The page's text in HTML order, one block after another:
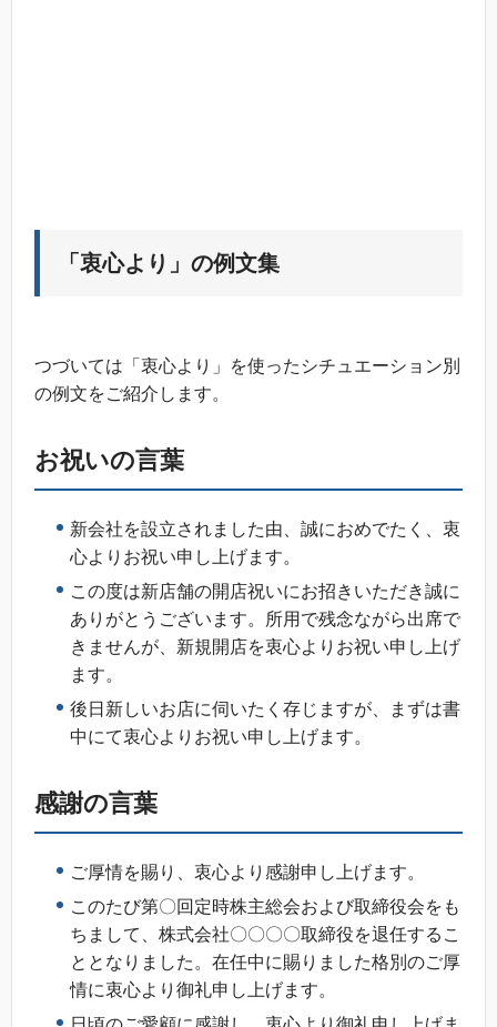
「衷心より」の例文集
つづいては「衷心より」を使ったシチュエーション別
の例文をご紹介します。
お祝いの言葉
新会社を設立されました由、誠におめでたく、衷
心よりお祝い申し上げます。
この度は新店舗の開店祝いにお招きいただき誠に
ありがとうございます。所用で残念ながら出席で
きませんが、新規開店を衷心よりお祝い申し上げ
ます。
後日新しいお店に伺いたく存じますが、まずは書
中にて衷心よりお祝い申し上げます。
感謝の言葉
ご厚情を賜り、衷心より感謝申し上げます。
このたび第〇回定時株主総会および取締役会をも
ちまして、株式会社〇〇〇〇取締役を退任するこ
ととなりました。在任中に賜りました格別のご厚
情に衷心より御礼申し上げます。